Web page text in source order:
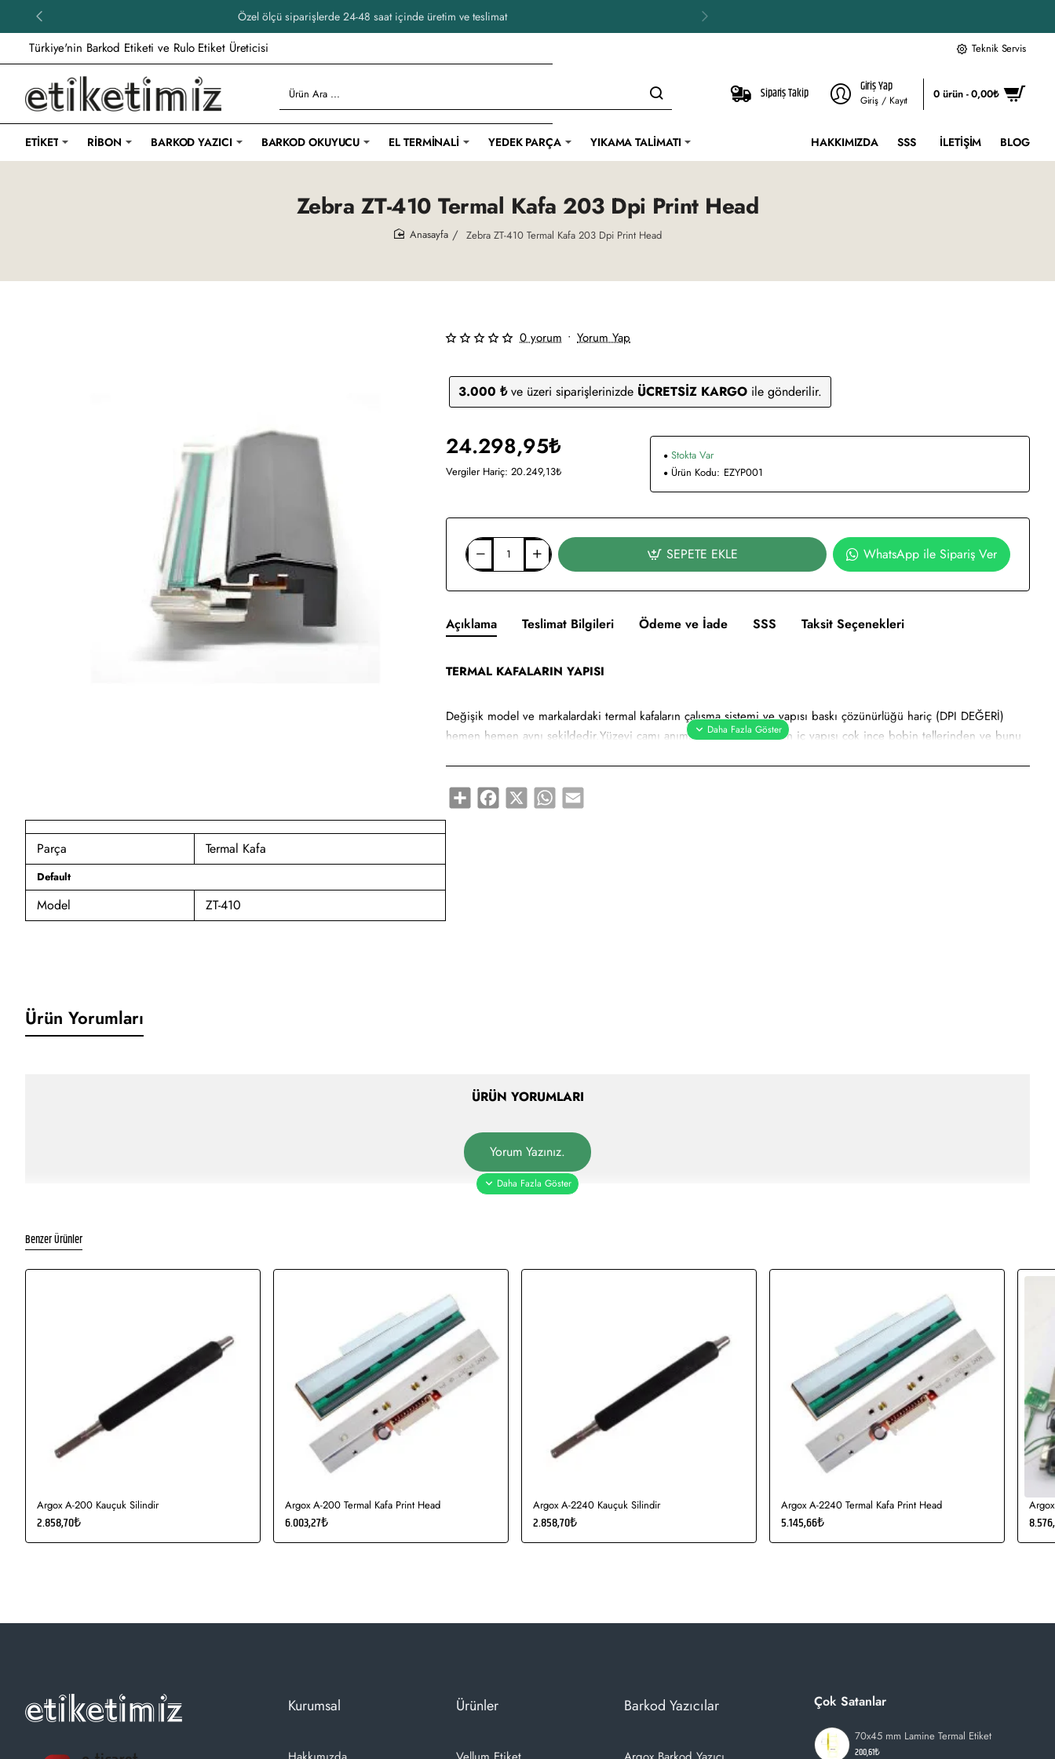
Özel ölçü siparişlerde 24-48 saat içinde üretim ve teslimat
Türkiye'nin Barkod Etiketi ve Rulo Etiket Üreticisi Teknik Servis
Ürün
Ara
...
Sipariş Takip Giriş Yap
Giriş / Kayıt 0 ürün - 0,00₺
ETIKET RIBON BARKOD YAZICI BARKOD OKUYUCU EL TERMINALI YEDEK PARÇA YIKAMA TALIMATI HAKKIMIZDA SSS İLETIŞIM BLOG
Zebra ZT-410 Termal Kafa 203 Dpi Print Head
Zebra ZT-410 Termal Kafa 203 Dpi Print Head
Parça Termal Kafa
Default
Model ZT-410
3.000 ₺ve üzeri siparişlerinizde ÜCRETSİZ KARGOile gönderilir.
0 yorum • Yorum Yap
24.298,95₺
Vergiler Hariç: 20.249,13₺
Stokta Var
Ürün Kodu: EZYP001
SEPETE EKLE WhatsApp ile Sipariş Ver
Açıklama Teslimat Bilgileri Ödeme ve İade SSS Taksit Seçenekleri
TERMAL KAFALARIN YAPISI
Değişik model ve markalardaki termal kafaların çalışma sistemi ve yapısı baskı çözünürlüğü hariç (DPI DEĞERİ)
hemen hemen aynı şekildedir.Yüzeyi camı anımsatan termal kafaların iç yapısı çok ince bobin tellerinden ve bunu
GARANTİLİ TEKNİK SERVİS HİZMETİMİZ
voltajla beraber termal kafalar ısınır ve kullanılan kağıt ve sarf malzemeye göre gerekli datayı kağıda transfer eder.
Termal kafalarda oluşacak sorunların başlıca nedenlerinden biri termal kafaların temizliğinin doğru şekilde
yapılmamasından dolayı kaynaklanmaktadır. Bir diğer nedeni ise ömrü dolmuş ve baskıda değişik yerlerde beyaz
çizgiler oluşturmaktadır. Yani sarf malzemenin kullanım kilometresi bitmiştir.
sağlanmaktadır.
1- Cihazın elektrikle bağlantılarını kesiniz. (Cihazı kapatıp güç kablosundan çıkartınız)
2- Cihaz üzerinde bulunan tüm sarf malzemeleri cihaz üzerinden çıkartınız.
3- Termal kafayı açınız.
4- etiketimiz.com'un termal kafaların temizliği için geliştirdiği özel solüsyonlu likiti ile camlı olan kısmını çok hafif
bir şekilde bastırarak siliniz.
Share Facebook
X WhatsApp
Email
Ürün Yorumları
ÜRÜN YORUMLARI
Yorum Yazınız.
Benzer Ürünler
Argox A-200 Kauçuk Silindir
2.858,70₺
Argox A-200 Termal Kafa Print Head
6.003,27₺
Argox A-2240 Kauçuk Silindir
2.858,70₺
Argox A-2240 Termal Kafa Print Head
5.145,66₺
Kurumsal Ürünler Barkod Yazıcılar Çok Satanlar
70x45 mm Lamine Termal Etiket
200,61₺